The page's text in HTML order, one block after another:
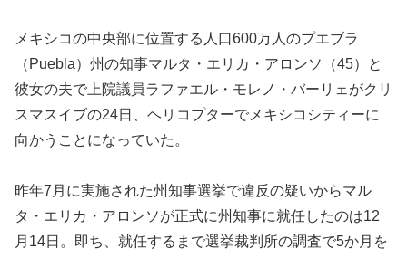
メキシコの中央部に位置する人口600万人のプエブラ
（Puebla）州の知事マルタ・エリカ・アロンソ（45）と
彼女の夫で上院議員ラファエル・モレノ・バーリェがクリ
スマスイブの24日、ヘリコプターでメキシコシティーに
向かうことになっていた。
昨年7月に実施された州知事選挙で違反の疑いからマル
タ・エリカ・アロンソが正式に州知事に就任したのは12
月14日。即ち、就任するまで選挙裁判所の調査で5か月を